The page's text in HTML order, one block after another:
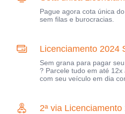
Pague agora cota única
sem filas e burocracias.
Licenciamento 2024
Sem grana para pagar
? Parcele tudo em até
com seu veículo em dia
2ª via Licenciamento